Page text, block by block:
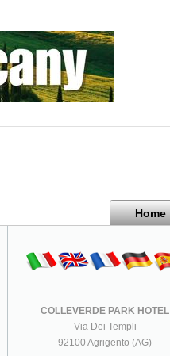
Home
COLLEVERDE PARK HOTEL
Via Dei Templi
92100 Agrigento (AG)